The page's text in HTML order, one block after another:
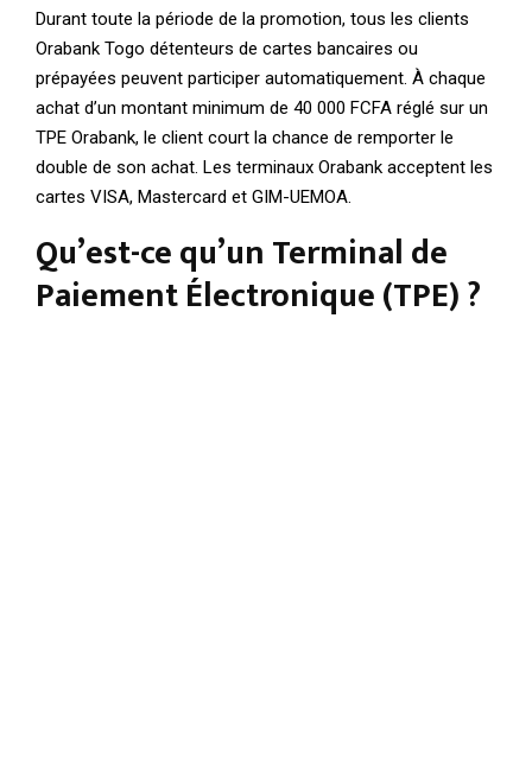
Durant toute la période de la promotion, tous les clients
Orabank Togo détenteurs de cartes bancaires ou
prépayées peuvent participer automatiquement. À chaque
achat d’un montant minimum de 40 000 FCFA réglé sur un
TPE Orabank, le client court la chance de remporter le
double de son achat. Les terminaux Orabank acceptent les
cartes VISA, Mastercard et GIM-UEMOA.
Qu’est-ce qu’un Terminal de
Paiement Électronique (TPE) ?